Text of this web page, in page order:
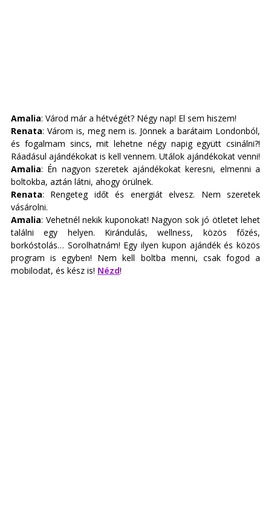
Amalia: Várod már a hétvégét? Négy nap! El sem hiszem!
Renata: Várom is, meg nem is. Jönnek a barátaim Londonból,
és fogalmam sincs, mit lehetne négy napig együtt csinálni?!
Ráadásul ajándékokat is kell vennem. Utálok ajándékokat venni!
Amalia: Én nagyon szeretek ajándékokat keresni, elmenni a
boltokba, aztán látni, ahogy örülnek.
Renata: Rengeteg időt és energiát elvesz. Nem szeretek
vásárolni.
Amalia: Vehetnél nekik kuponokat! Nagyon sok jó ötletet lehet
találni egy helyen. Kirándulás, wellness, közös főzés,
borkóstolás… Sorolhatnám! Egy ilyen kupon ajándék és közös
program is egyben! Nem kell boltba menni, csak fogod a
mobilodat, és kész is! Nézd!